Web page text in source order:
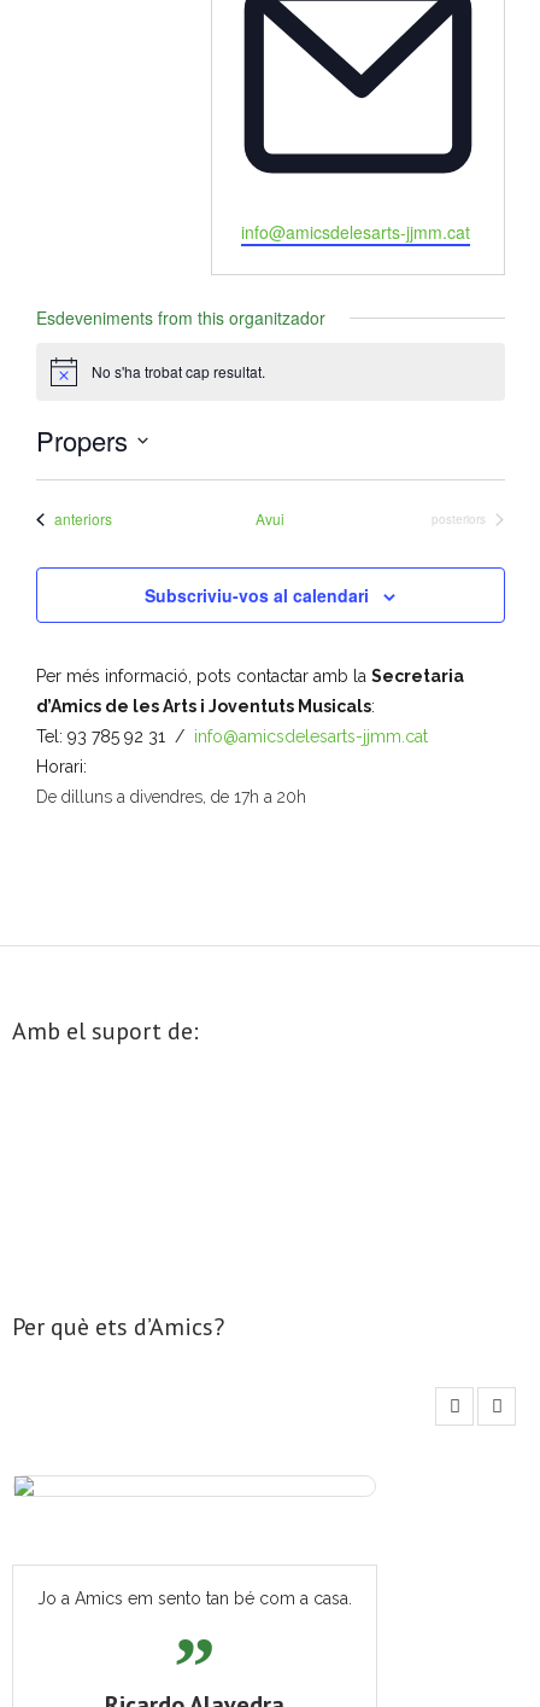
E
i
info@amicsdelesarts-jjmm.cat
Esdeveniments from this organitzador
s
No s'ha trobat cap resultat.
Propers
e
c
o
n
a
u
n
Esdeveniments
anteriors Avui Esdeveniments
posteriors
Subscriviu-vos al calendari
Per més informació, pots contactar amb la Secretaria
d’Amics de les Arts i Joventuts Musicals:
Tel: 93 785 92 31 / info@amicsdelesarts-jjmm.cat
Horari:
De dilluns a divendres, de 17h a 20h
Amb el suport de:
Per què ets d’Amics?
Jo a Amics em sento tan bé com a casa.